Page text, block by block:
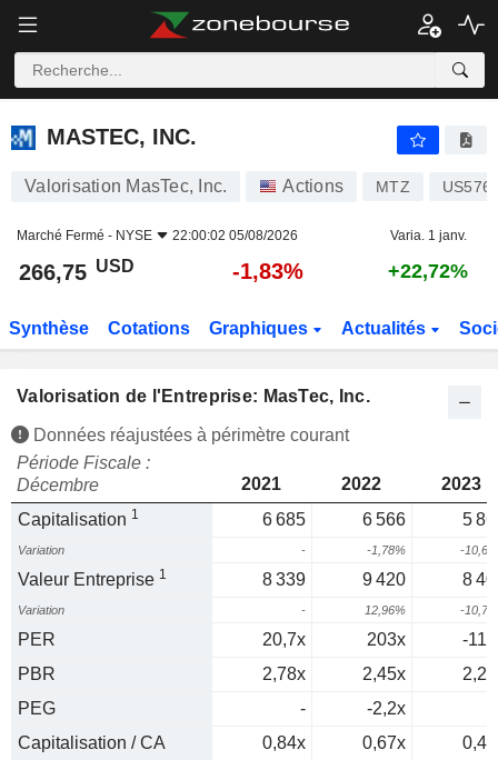
MASTEC, INC.
MASTEC, INC.
Valorisation MasTec, Inc. Actions MTZ
Marché Fermé - NYSE 22:00:02 05/08/2026 Varia. 1 janv.
266,75 USD -1,83% +22,72%
Synthèse Cotations Graphiques Actualités
Valorisation de l'Entreprise: MasTec, Inc.
Données réajustées à périmètre courant
Période Fiscale :
Décembre
2021 2022
2023
Capitalisation 1 6 685 6 566 5
Variation - -1,78% -
Valeur Entreprise 1 8 339 9 420 8
Variation - 12,96% -
PER 20,7x 203x
-
PBR
2,78x 2,45x
PEG
- -2,2x
Capitalisation / CA
0,84x 0,67x